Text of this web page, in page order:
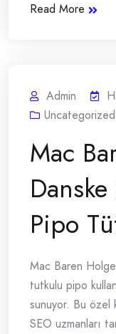
Read More
Admin
Uncategorized
Mac
Pipo
Mac Baren
tutkulu pipo
sunuyor. Bu özel
SEO uzmanları